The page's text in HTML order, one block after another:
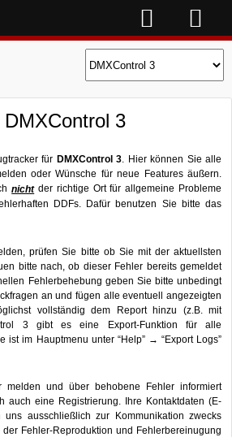
3
für DMXControl 3. Hier können Sie alle
oder Wünsche für neue Features äußern.
nichtder richtige Ort für allgemeine Probleme
DDFs. Dafür benutzen Sie bitte das
prüfen Sie bitte ob Sie mit der aktuellsten
bitte nach, ob dieser Fehler bereits gemeldet
Fehlerbehebung geben Sie bitte unbedingt
an und fügen alle eventuell angezeigten
vollständig dem Report hinzu (z.B. mit
3 gibt es eine Export-Funktion für alle
ist im Hauptmenu unter “Help” → “Export Logs”
melden und über behobene Fehler informiert
auch eine Registrierung. Ihre Kontaktdaten (E-
uns ausschließlich zur Kommunikation zwecks
Fehler-Reproduktion und Fehlerbereinugung